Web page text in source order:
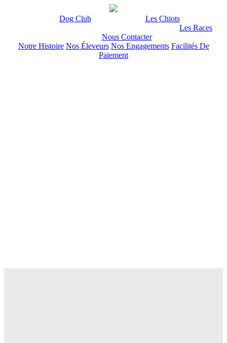
Dog Club
Les Chiots
Les Races
Nous Contacter
Notre Histoire Nos Éleveurs Nos Engagements Facilités De
Paiement